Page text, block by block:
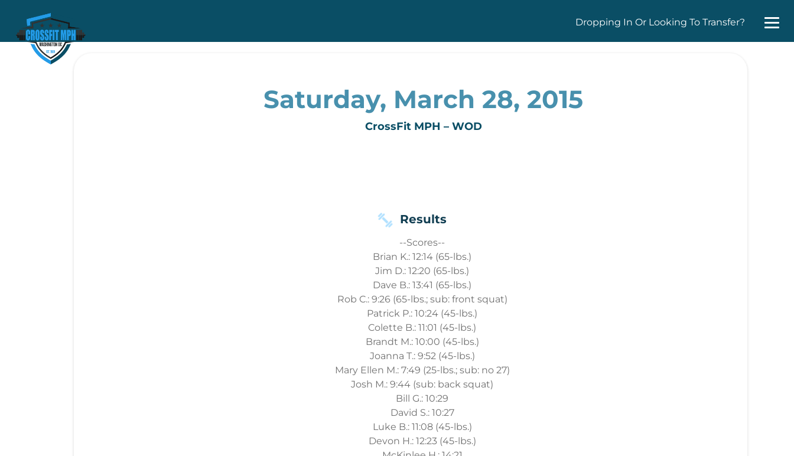
Dropping In Or Looking To Transfer?
Saturday, March 28, 2015
CrossFit MPH – WOD
Results
--Scores--
Brian K.: 12:14 (65-lbs.)
Jim D.: 12:20 (65-lbs.)
Dave B.: 13:41 (65-lbs.)
Rob C.: 9:26 (65-lbs.; sub: front squat)
Patrick P.: 10:24 (45-lbs.)
Colette B.: 11:01 (45-lbs.)
Brandt M.: 10:00 (45-lbs.)
Joanna T.: 9:52 (45-lbs.)
Mary Ellen M.: 7:49 (25-lbs.; sub: no 27)
Josh M.: 9:44 (sub: back squat)
Bill G.: 10:29
David S.: 10:27
Luke B.: 11:08 (45-lbs.)
Devon H.: 12:23 (45-lbs.)